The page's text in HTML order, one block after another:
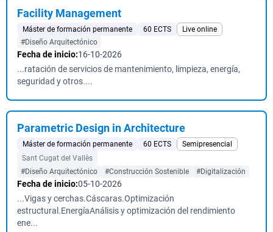
Facility Management
Máster de formación permanente 60 ECTS
Live online
#Diseño Arquitectónico
Fecha de inicio:16-10-2026
...ratación de servicios de mantenimiento, limpieza, energía,
seguridad y otros....
Parametric Design in Architecture
Máster de formación permanente 60 ECTS
Semipresencial
Sant Cugat del Vallès
#Diseño Arquitectónico
#Construcción Sostenible #Digitalización
Fecha de inicio:05-10-2026
...Vigas y cerchas.Cáscaras.Optimización
estructural.EnergíaAnálisis y optimización del rendimiento
ene...